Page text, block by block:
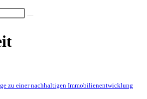
zu einer nachhaltigen Immobilienentwicklung